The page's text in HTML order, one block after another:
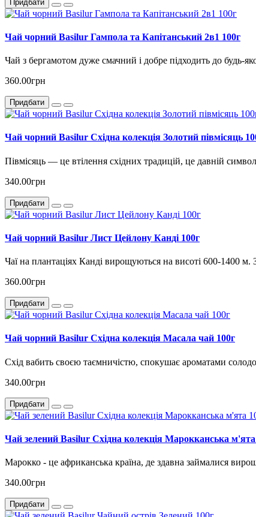
Придбати
Чай чорний Basilur Гампола та Капітанський 2в1 100г
Чай з бергамотом дуже смачний і добре підходить до будь-
360.00грн
Придбати
Чай чорний Basilur Східна колекція Золотий півмісяць
Півмісяць — це втілення східних традицій, це давній
340.00грн
Придбати
Чай чорний Basilur Лист Цейлону Канді 100г
Чаї на плантаціях Канді вирощуються на висоті 600-1400
360.00грн
Придбати
Чай чорний Basilur Східна колекція Масала чай 100г
Схід вабить своєю таємничістю, спокушає ароматами
340.00грн
Придбати
Чай зелений Basilur Східна колекція Марокканська м'ята
Марокко - це африканська країна, де здавна займалися
340.00грн
Придбати